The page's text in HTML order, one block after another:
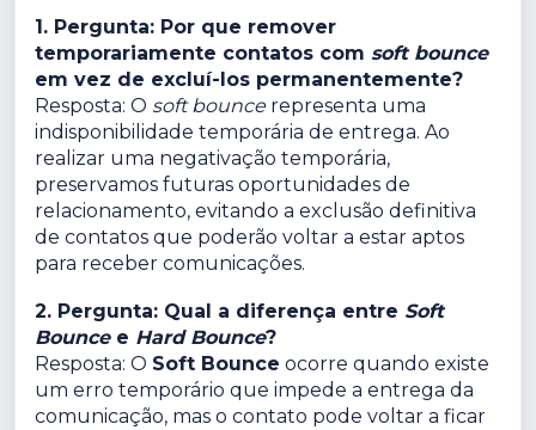
1. Pergunta: Por que remover
temporariamente contatos com soft bounce
em vez de excluí-los permanentemente?
Resposta: O soft bouncerepresenta uma
indisponibilidade temporária de entrega. Ao
realizar uma negativação temporária,
preservamos futuras oportunidades de
relacionamento, evitando a exclusão definitiva
de contatos que poderão voltar a estar aptos
para receber comunicações.
2. Pergunta: Qual a diferença entre Soft
Bouncee Hard Bounce?
Resposta: O Soft Bounce ocorre quando existe
um erro temporário que impede a entrega da
comunicação, mas o contato pode voltar a ficar